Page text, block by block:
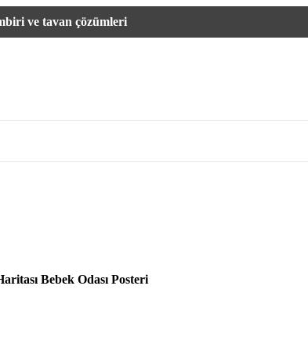
ve tavan çözümleri
Haritası Duvar
Kağıdı
Bebek Odası Posteri